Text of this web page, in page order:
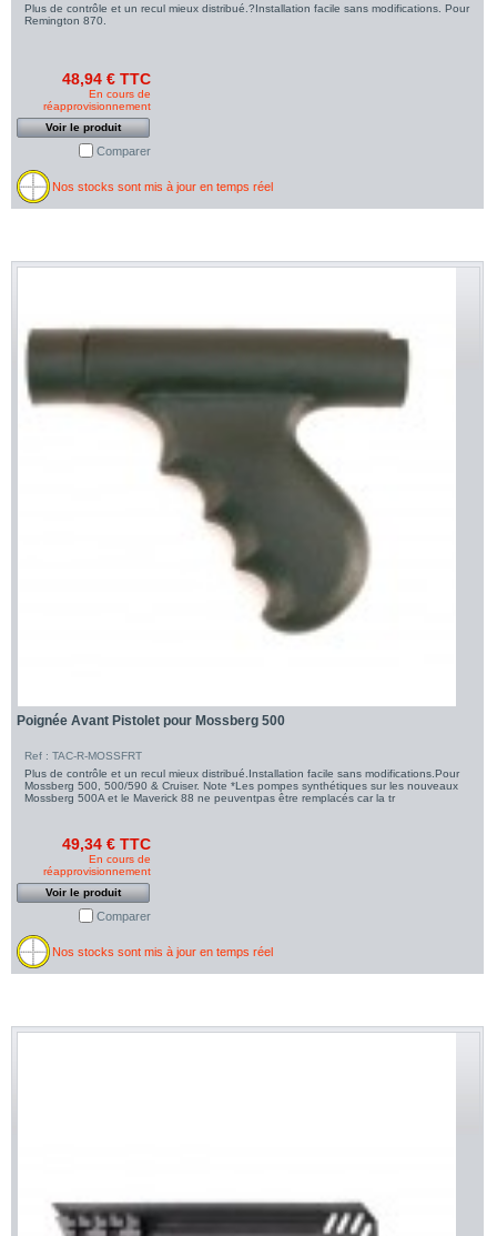
Plus de contrôle et un recul mieux distribué.?Installation facile sans modifications. Pour
Remington 870.
48,94 € TTC
En cours de
réapprovisionnement
Voir le produit
Comparer
Nos stocks sont mis à jour en temps réel
Poignée Avant Pistolet pour Mossberg 500
Ref : TAC-R-MOSSFRT
Plus de contrôle et un recul mieux distribué.Installation facile sans modifications.Pour
Mossberg 500, 500/590 & Cruiser. Note *Les pompes synthétiques sur les nouveaux
Mossberg 500A et le Maverick 88 ne peuventpas être remplacés car la tr
49,34 € TTC
En cours de
réapprovisionnement
Voir le produit
Comparer
Nos stocks sont mis à jour en temps réel